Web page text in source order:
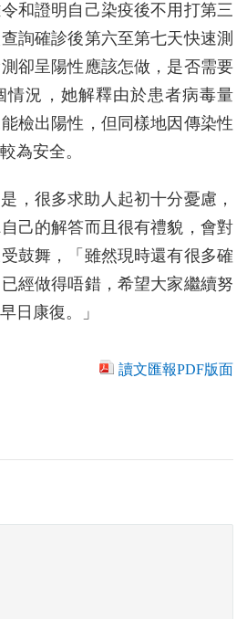
和證明自己染疫後不用打第三
詢確診後第六至第七天快速測
卻呈陽性應該怎做，是否需要
情況，她解釋由於患者病毒量
檢出陽性，但同樣地因傳染性
為安全。
，很多求助人起初十分憂慮，
己的解答而且很有禮貌，會對
鼓舞，「雖然現時還有很多確
經做得唔錯，希望大家繼續努
日康復。」
讀文匯報PDF版面